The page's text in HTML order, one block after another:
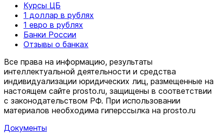
Курсы ЦБ
1 доллар в рублях
1 евро в рублях
Банки России
Отзывы о банках
Все права на информацию, результаты
интеллектуальной деятельности и средства
индивидуализации юридических лиц, размещенные на
настоящем сайте prosto.ru, защищены в соответствии
c законодательством РФ. При использовании
материалов необходима гиперссылка на prosto.ru
Документы